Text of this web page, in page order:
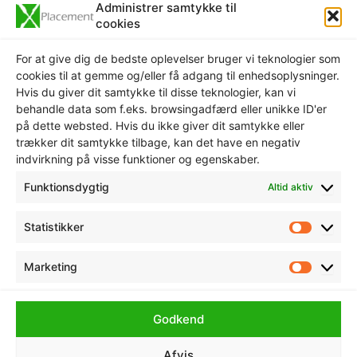
Administrer samtykke til
cookies
For at give dig de bedste oplevelser bruger vi teknologier som
cookies til at gemme og/eller få adgang til enhedsoplysninger.
Hvis du giver dit samtykke til disse teknologier, kan vi
behandle data som f.eks. browsingadfærd eller unikke ID'er
på dette websted. Hvis du ikke giver dit samtykke eller
trækker dit samtykke tilbage, kan det have en negativ
indvirkning på visse funktioner og egenskaber.
Funktionsdygtig Altid aktiv
Statistikker
Marketing
Godkend
Xplacement
v./ Be Present
Ejer: Kristen Mathiasen
CVR: 32047254
Sendmail